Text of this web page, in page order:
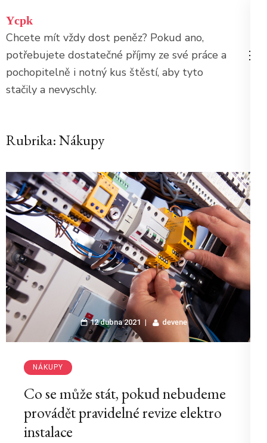
na
obsah
(stiskněte
Enter)
Ycpk
Chcete mít vždy dost peněz? Pokud ano,
potřebujete dostatečné příjmy ze své práce a
pochopitelně i notný kus štěstí, aby tyto
stačily a nevyschly.
Rubrika:Nákupy
12 dubna 2021 devene
NÁKUPY
Co se může stát, pokud nebudeme
provádět pravidelné revize elektro
instalace